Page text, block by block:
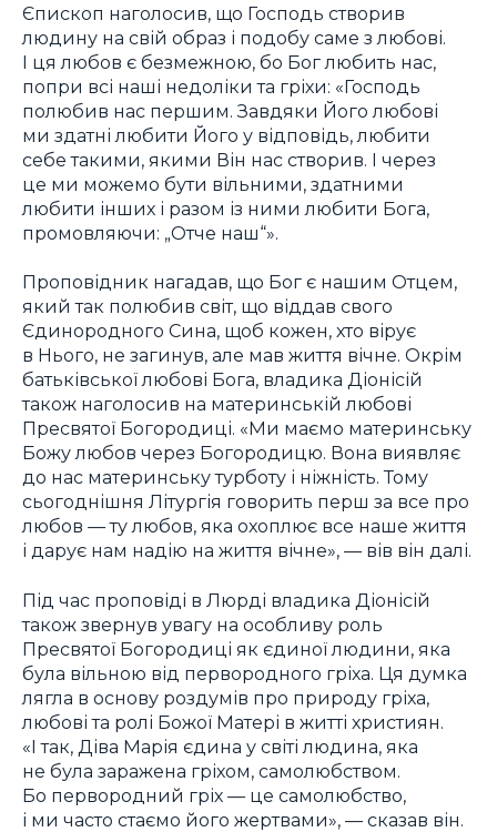
Єпископ наголосив, що Господь створив
людину на свій образ і подобу саме з любові.
І ця любов є безмежною, бо Бог любить нас,
попри всі наші недоліки та гріхи: «Господь
полюбив нас першим. Завдяки Його любові
ми здатні любити Його у відповідь, любити
себе такими, якими Він нас створив. І через
це ми можемо бути вільними, здатними
любити інших і разом із ними любити Бога,
промовляючи: „Отче наш“».
Проповідник нагадав, що Бог є нашим Отцем,
який так полюбив світ, що віддав свого
Єдинородного Сина, щоб кожен, хто вірує
в Нього, не загинув, але мав життя вічне. Окрім
батьківської любові Бога, владика Діонісій
також наголосив на материнській любові
Пресвятої Богородиці. «Ми маємо материнську
Божу любов через Богородицю. Вона виявляє
до нас материнську турботу і ніжність. Тому
сьогоднішня Літургія говорить перш за все про
любов — ту любов, яка охоплює все наше життя
і дарує нам надію на життя вічне», — вів він далі.
Під час проповіді в Люрді владика Діонісій
також звернув увагу на особливу роль
Пресвятої Богородиці як єдиної людини, яка
була вільною від первородного гріха. Ця думка
лягла в основу роздумів про природу гріха,
любові та ролі Божої Матері в житті християн.
«І так, Діва Марія єдина у світі людина, яка
не була заражена гріхом, самолюбством.
Бо первородний гріх — це самолюбство,
і ми часто стаємо його жертвами», — сказав він.